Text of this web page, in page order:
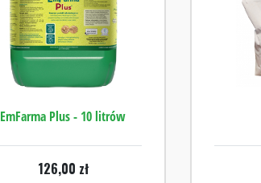
EmFarma Plus - 10 litrów
126,00 zł